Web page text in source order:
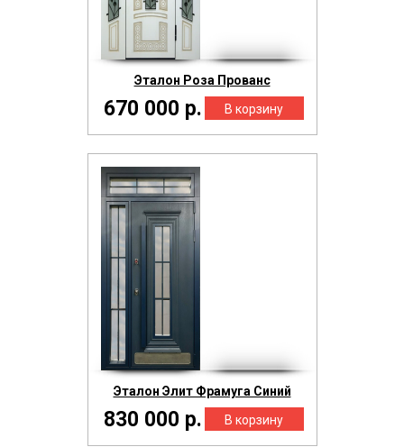
Эталон Роза Прованс
670 000 р.
Эталон Элит Фрамуга Синий
830 000 р.